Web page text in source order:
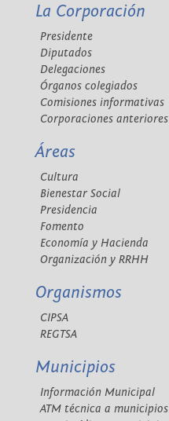
La Corporación
Presidente
Diputados
Delegaciones
Órganos colegiados
Comisiones informativas
Corporaciones anteriores
Áreas
Cultura
Bienestar Social
Presidencia
Fomento
Economía y Hacienda
Organización y RRHH
Organismos
CIPSA
REGTSA
Municipios
Información Municipal
ATM técnica a municipios